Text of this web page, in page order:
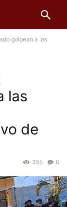
golpean a las
las
de
0
355